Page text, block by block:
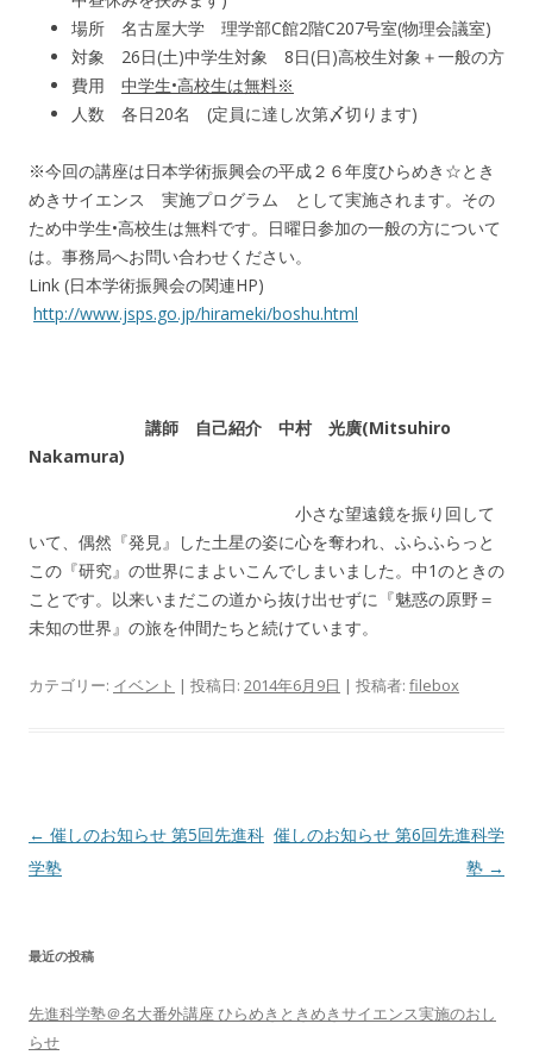
場所 名古屋大学 理学部C館2階C207号室(物理会議室)
対象 26日(土)中学生対象 8日(日)高校生対象＋一般の方
費用 中学生•高校生は無料※
人数 各日20名 (定員に達し次第〆切ります)
※今回の講座は日本学術振興会の平成２６年度ひらめき☆とき
めきサイエンス 実施プログラム として実施されます。その
ため中学生•高校生は無料です。日曜日参加の一般の方について
は。事務局へお問い合わせください。
Link (日本学術振興会の関連HP)
http://www.jsps.go.jp/hirameki/boshu.html
講師 自己紹介 中村 光廣(Mitsuhiro
Nakamura)
小さな望遠鏡を振り回して
いて、偶然『発見』した土星の姿に心を奪われ、ふらふらっと
この『研究』の世界にまよいこんでしまいました。中1のときの
ことです。以来いまだこの道から抜け出せずに『魅惑の原野＝
未知の世界』の旅を仲間たちと続けています。
カテゴリー: イベント | 投稿日: 2014年6月9日 | 投稿者: filebox
投
稿
ゲ
ー
シ
← 催しのお知らせ 第5回先進科
学塾
催しのお知らせ 第6回先進科学
塾 →
最近の投稿
先進科学塾＠名大番外講座 ひらめきときめきサイエンス実施のおし
らせ